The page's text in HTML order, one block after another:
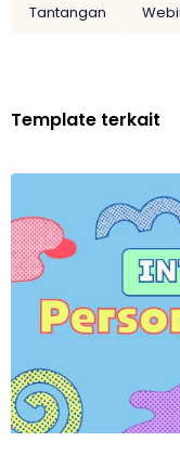
Tantangan
Template terkait